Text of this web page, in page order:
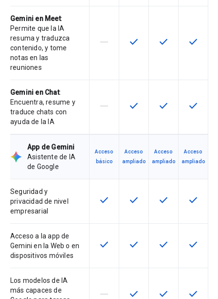
Gemini en Meet:
Permite que la IA
resuma y traduzca
contenido, y tome
notas en las
reuniones
Esta función no está disponible en
horizontal_rule Esta función está
check Esta función
check Esta
check
Gemini en Chat:
Encuentra, resume y
traduce chats con
ayuda de la IA
Esta función no está disponible en
horizontal_rule Esta función está
check Esta función
check Esta
check
App de Gemini
Asistente de IA
de Google
Acceso
básico
Acceso
ampliado
Acceso
ampliado
Acceso
ampliado
Seguridad y
privacidad de nivel
empresarial
Esta función está disponible en
check Esta función está
check Esta función
check Esta
check
Acceso a la app de
Gemini en la Web o en
dispositivos móviles
Esta función está disponible en
check Esta función está
check Esta función
check Esta
check
Los modelos de IA
más capaces de
Esta función no está disponible en
horizontal_rule Esta función está
check Esta función
check Esta
check